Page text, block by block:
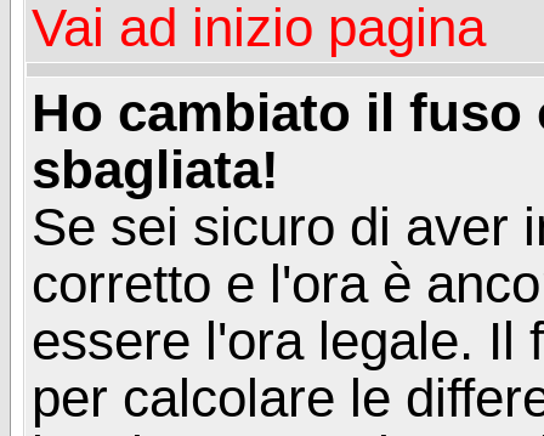
Vai ad inizio pagina
Ho cambiato il fuso
sbagliata!
Se sei sicuro di aver
corretto e l'ora è
essere l'ora legale. Il
per calcolare le